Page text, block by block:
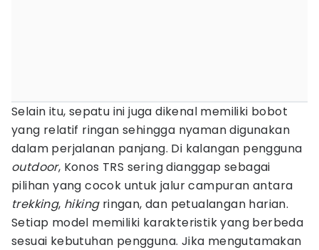
Selain itu, sepatu ini juga dikenal memiliki bobot
yang relatif ringan sehingga nyaman digunakan
dalam perjalanan panjang. Di kalangan pengguna
outdoor, Konos TRS sering dianggap sebagai
pilihan yang cocok untuk jalur campuran antara
trekking, hikingringan, dan petualangan harian.
Setiap model memiliki karakteristik yang berbeda
sesuai kebutuhan pengguna. Jika mengutamakan